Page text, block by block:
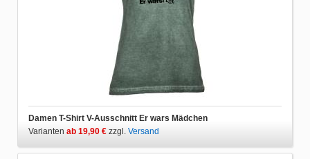
Damen T-Shirt V-Ausschnitt Er wars Mädchen
Varianten ab 19,90 € zzgl. Versand